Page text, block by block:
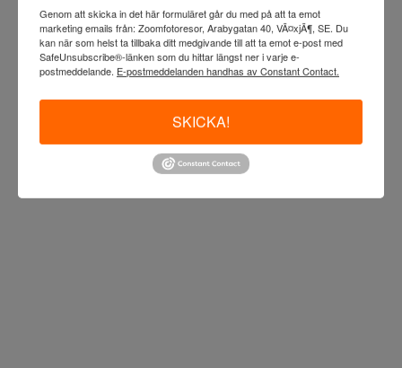
Genom att skicka in det här formuläret går du med på att ta emot
marketing emails från: Zoomfotoresor, Arabygatan 40, VÃ¤xjÃ¶, SE. Du
kan när som helst ta tillbaka ditt medgivande till att ta emot e-post med
SafeUnsubscribe®-länken som du hittar längst ner i varje e-
postmeddelande. E-postmeddelanden handhas av Constant Contact.
SKICKA!